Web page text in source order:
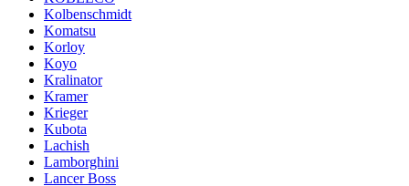
Kolbenschmidt
Komatsu
Korloy
Koyo
Kralinator
Kramer
Krieger
Kubota
Lachish
Lamborghini
Lancer Boss